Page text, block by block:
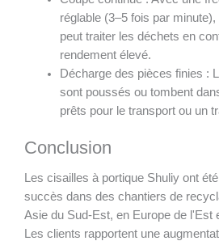
réglable (3–5 fois par
peut traiter les déchets en
rendement élevé.
Décharge des pièces finies :
sont poussés ou tombent
prêts pour le transport ou un
Conclusion
Les cisailles à portique Shuliy ont
succès dans des chantiers de
Asie du Sud-Est, en Europe de l'Est
Les clients rapportent une